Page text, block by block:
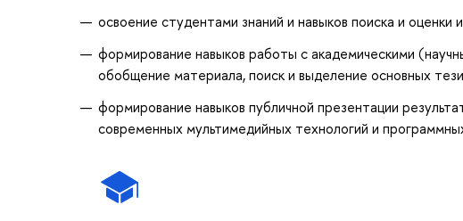
освоение студентами знаний и навыков поиска и
формирование навыков работы с академическими
обобщение материала, поиск и выделение основных
формирование навыков публичной презентации
современных мультимедийных технологий и